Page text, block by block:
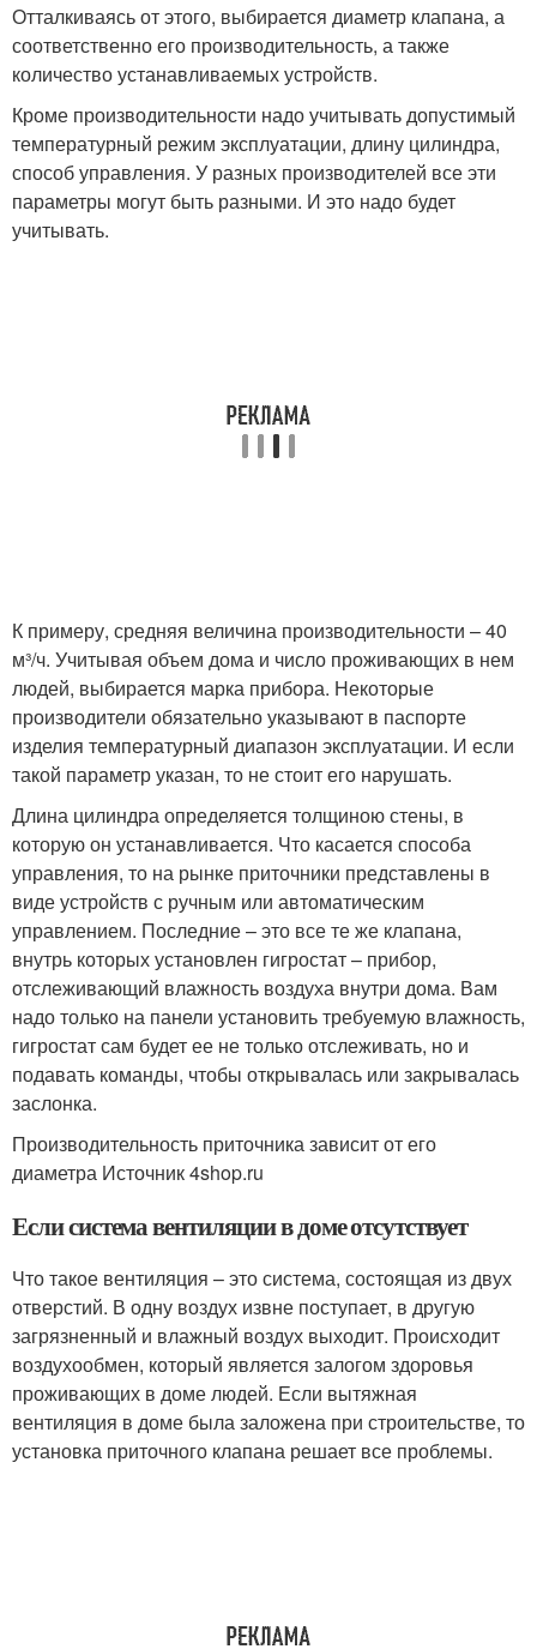
Отталкиваясь от этого, выбирается диаметр клапана, а
соответственно его производительность, а также
количество устанавливаемых устройств.
Кроме производительности надо учитывать допустимый
температурный режим эксплуатации, длину цилиндра,
способ управления. У разных производителей все эти
параметры могут быть разными. И это надо будет
учитывать.
К примеру, средняя величина производительности – 40
м³/ч. Учитывая объем дома и число проживающих в нем
людей, выбирается марка прибора. Некоторые
производители обязательно указывают в паспорте
изделия температурный диапазон эксплуатации. И если
такой параметр указан, то не стоит его нарушать.
Длина цилиндра определяется толщиною стены, в
которую он устанавливается. Что касается способа
управления, то на рынке приточники представлены в
виде устройств с ручным или автоматическим
управлением. Последние – это все те же клапана,
внутрь которых установлен гигростат – прибор,
отслеживающий влажность воздуха внутри дома. Вам
надо только на панели установить требуемую влажность,
гигростат сам будет ее не только отслеживать, но и
подавать команды, чтобы открывалась или закрывалась
заслонка.
Производительность приточника зависит от его
диаметра Источник 4shop.ru
Если система вентиляции в доме отсутствует
Что такое вентиляция – это система, состоящая из двух
отверстий. В одну воздух извне поступает, в другую
загрязненный и влажный воздух выходит. Происходит
воздухообмен, который является залогом здоровья
проживающих в доме людей. Если вытяжная
вентиляция в доме была заложена при строительстве, то
установка приточного клапана решает все проблемы.